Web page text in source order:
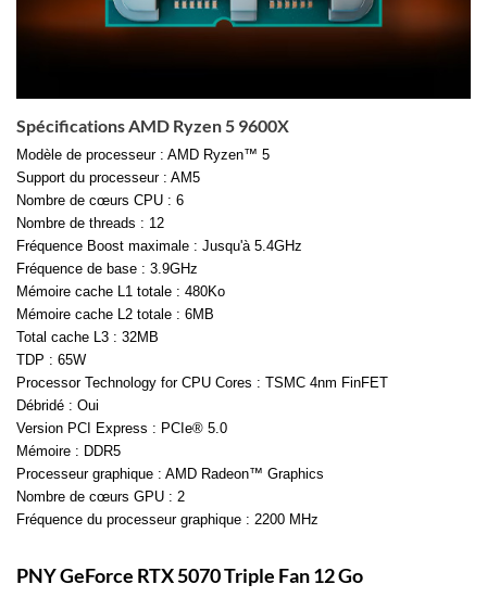
Spécifications AMD Ryzen 5 9600X
Modèle de processeur : AMD Ryzen™ 5
Support du processeur : AM5
Nombre de cœurs CPU : 6
Nombre de threads : 12
Fréquence Boost maximale : Jusqu'à 5.4GHz
Fréquence de base : 3.9GHz
Mémoire cache L1 totale : 480Ko
Mémoire cache L2 totale : 6MB
Total cache L3 : 32MB
TDP : 65W
Processor Technology for CPU Cores : TSMC 4nm FinFET
Débridé : Oui
Version PCI Express : PCIe® 5.0
Mémoire : DDR5
Processeur graphique : AMD Radeon™ Graphics
Nombre de cœurs GPU : 2
Fréquence du processeur graphique : 2200 MHz
PNY GeForce RTX 5070 Triple Fan 12 Go